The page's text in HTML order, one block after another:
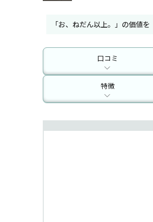
「お、ねだん以上。」の価値を
口コミ
特徴